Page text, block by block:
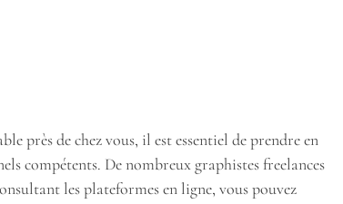
près de chez vous, il est essentiel de prendre en
compétents. De nombreux graphistes freelances
les plateformes en ligne, vous pouvez